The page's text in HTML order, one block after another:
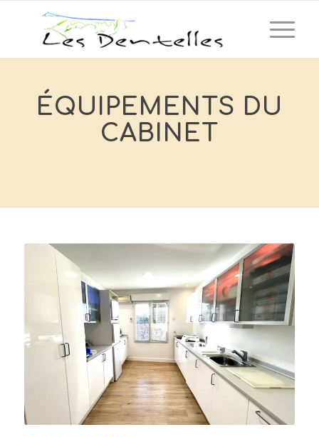
ÉQUIPEMENTS DU
CABINET